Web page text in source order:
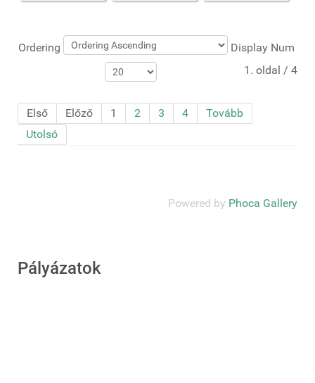
Ordering
Display Num
1. oldal / 4
Első Előző 1 2 3 4
Tovább
Utolsó
Powered by Phoca Gallery
Pályázatok